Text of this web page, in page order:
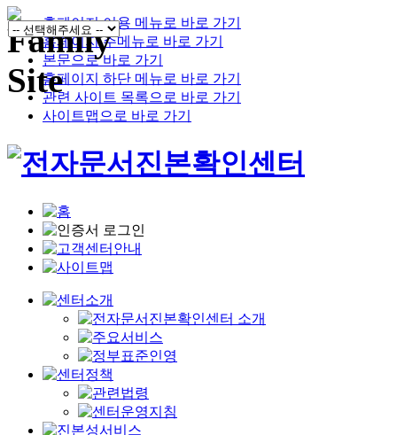
홈페이지 이용 메뉴로 바로 가기
홈페이지 주메뉴로 바로 가기
본문으로 바로 가기
홈페이지 하단 메뉴로 바로 가기
관련 사이트 목록으로 바로 가기
사이트맵으로 바로 가기